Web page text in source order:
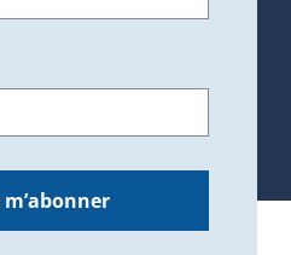
m’abonner